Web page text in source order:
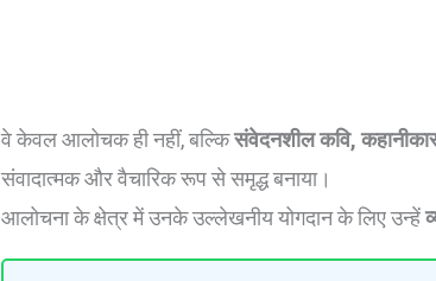
वे केवल आलोचक ही नहीं, बल्किसंवेदनशील कवि,
संवादात्मक और वैचारिक रूप से समृद्ध बनाया।
आलोचना के क्षेत्र में उनके उल्लेखनीय योगदान के लिए उन्हें